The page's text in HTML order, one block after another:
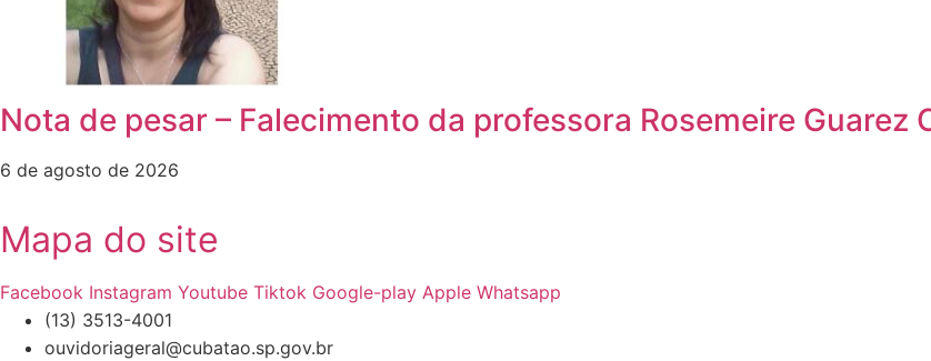
Nota de pesar – Falecimento da professora Rosemeire Guarez
6 de agosto de 2026
Mapa do site
Facebook Instagram Youtube Tiktok Google-play Apple Whatsapp
(13) 3513-4001
ouvidoriageral@cubatao.sp.gov.br